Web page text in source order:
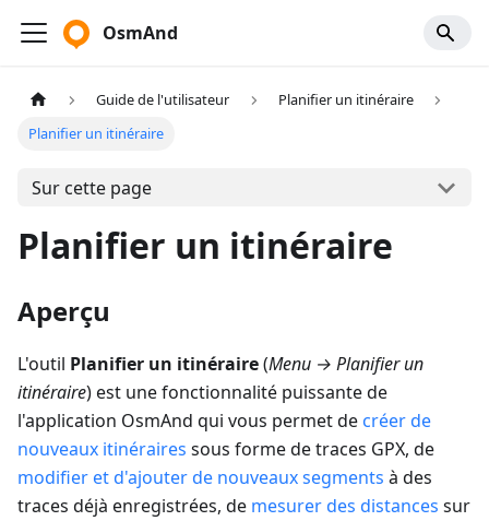
OsmAnd
Guide de l'utilisateur
Planifier un itinéraire
Planifier un itinéraire
Sur cette page
Planifier un itinéraire
Aperçu
L'outil Planifier un itinéraire(Menu → Planifier un
itinéraire) est une fonctionnalité puissante de
l'application OsmAnd qui vous permet de créer de
nouveaux itinéraires sous forme de traces GPX, de
modifier et d'ajouter de nouveaux segments à des
traces déjà enregistrées, de mesurer des distances sur